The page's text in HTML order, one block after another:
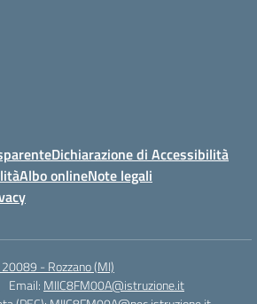
Dichiarazione di Accessibilità
Albo onlineNote legali
- Rozzano (MI)
Email: MIIC8FM00A@istruzione.it